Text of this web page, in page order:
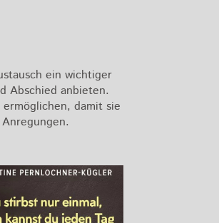
ein wichtiger
Abschied anbieten.
damit sie